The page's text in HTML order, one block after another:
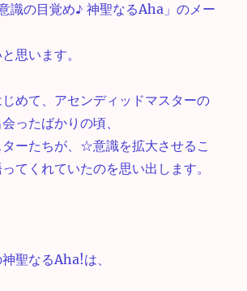
識の目覚め♪ 神聖なるAha」のメー
思います。
めて、アセンディッドマスターの
ったばかりの頃、
ターたちが、☆意識を拡大させるこ
てくれていたのを思い出します。
聖なるAha!は、